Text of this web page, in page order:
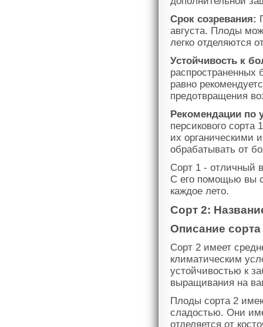
Срок созревания:
августа. Плоды
легко отделяются
Устойчивость к
распространенных
равно
предотвращения
Рекомендации по
персикового сорта
их органическими
обрабатывать от
Сорт 1 - отличный
С его помощью вы
каждое лето.
Сорт 2:
Описание сорта
Сорт 2 имеет
климатическим
устойчивостью к
выращивания на
Плоды сорта 2
сладостью. Они
отделяется от